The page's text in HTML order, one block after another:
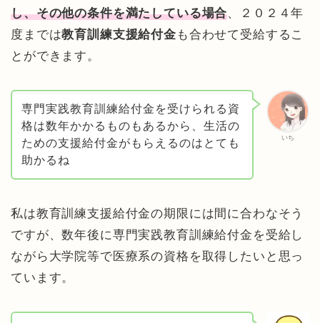
し、その他の条件を満たしている場合、２０２４年
度までは教育訓練支援給付金 も合わせて受給するこ
とができます。
いち
専門実践教育訓練給付金を受けられる資
格は数年かかるものもあるから、生活の
ための支援給付金がもらえるのはとても
助かるね
私は教育訓練支援給付金の期限には間に合わなそう
ですが、数年後に専門実践教育訓練給付金を受給し
ながら大学院等で医療系の資格を取得したいと思っ
ています。